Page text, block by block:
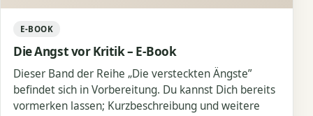
E-BOOK
Die Angst vor Kritik – E-Book
Dieser Band der Reihe „Die versteckten Ängste”
befindet sich in Vorbereitung. Du kannst Dich bereits
vormerken lassen; Kurzbeschreibung und weitere